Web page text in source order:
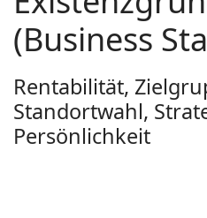
(Business
Rentabilität,
Standortwahl,
Persönlichkeit